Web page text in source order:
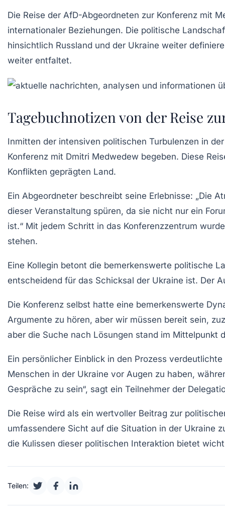
Die Reise der AfD-Abgeordneten zur Konferenz mit
internationaler Beziehungen. Die politische
hinsichtlich Russland und der Ukraine weiter
weiter entfaltet.
Tagebuchnotizen von der Reise
Inmitten der intensiven politischen Turbulenzen in
Konferenz mit Dmitri Medwedew begeben. Diese
Konflikten geprägten Land.
Ein Abgeordneter beschreibt seine Erlebnisse: „Die
dieser Veranstaltung spüren, da sie nicht nur ein
ist.“ Mit jedem Schritt in das Konferenzzentrum
stehen.
Eine Kollegin betont die bemerkenswerte politische
entscheidend für das Schicksal der Ukraine ist. Der
Die Konferenz selbst hatte eine bemerkenswerte
Argumente zu hören, aber wir müssen bereit sein,
aber die Suche nach Lösungen stand im Mittelpunkt
Ein persönlicher Einblick in den Prozess
Menschen in der Ukraine vor Augen zu haben,
Gespräche zu sein“, sagt ein Teilnehmer der
Die Reise wird als ein wertvoller Beitrag zur
umfassendere Sicht auf die Situation in der Ukraine
die Kulissen dieser politischen Interaktion bietet
Teilen: